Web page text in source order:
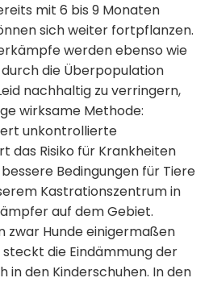
mit 6 bis 9 Monaten
sich weiter fortpflanzen.
werden ebenso wie
die Überpopulation
nachhaltig zu verringern,
wirksame Methode:
unkontrollierte
das Risiko für Krankheiten
Bedingungen für Tiere
Kastrationszentrum in
auf dem Gebiet.
zwar Hunde einigermaßen
die Eindämmung der
in den Kinderschuhen. In den